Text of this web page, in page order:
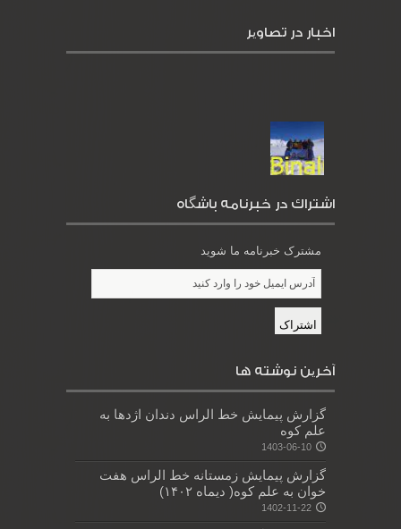
اخبار در تصاویر
اشتراك در خبرنامه باشگاه
مشترک خبرنامه ما شوید
آخرین نوشته ها
گزارش پیمایش خط الراس دندان اژدها به
علم کوه
1403-06-10
گزارش پیمایش زمستانه خط الراس هفت
خوان به علم کوه( دیماه ۱۴۰۲)
1402-11-22